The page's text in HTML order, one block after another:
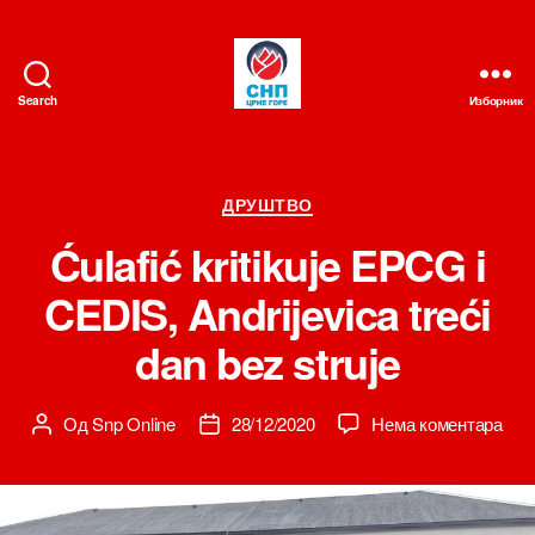
Search Изборник
Категорије
ДРУШТВО
Ćulafić kritikuje EPCG i
CEDIS, Andrijevica treći
dan bez struje
Аутор
ОдSnp Online
Датум28/12/2020 Нема коментарана
i